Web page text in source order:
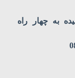
به چهار راه